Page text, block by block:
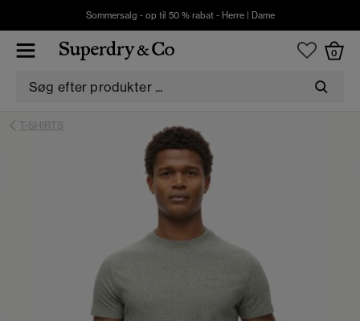
Sommersalg - op til 50 % rabat - Herre| Dame
0
T-SHIRTS